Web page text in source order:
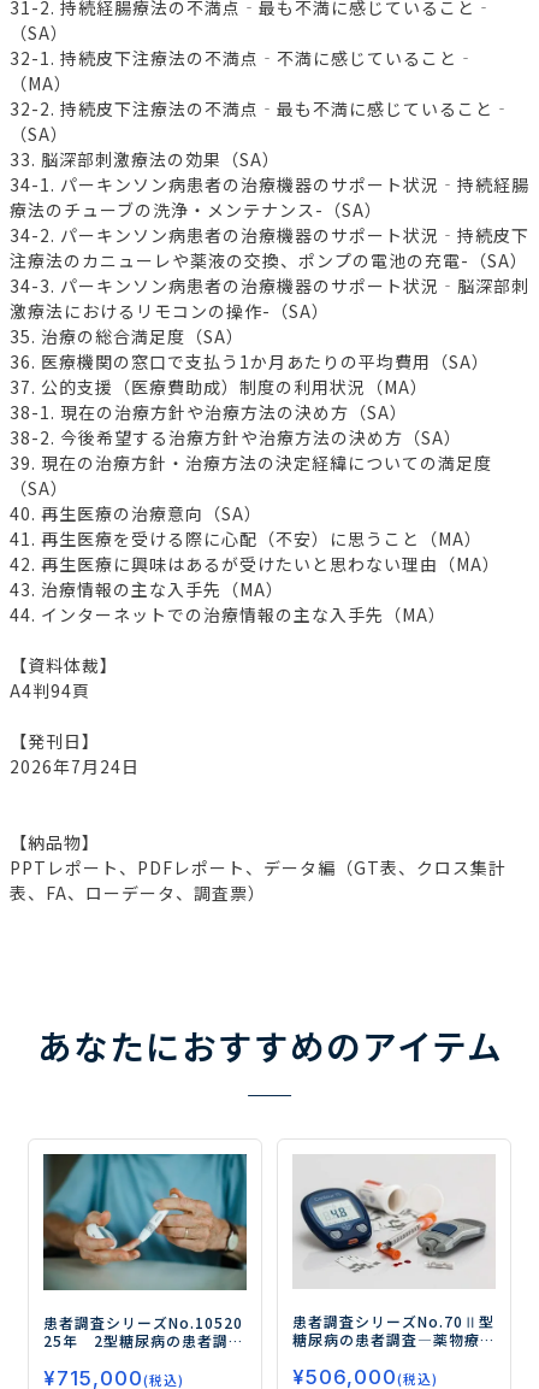
31-2. 持続経腸療法の不満点‐最も不満に感じていること‐
（SA）
32-1. 持続皮下注療法の不満点‐不満に感じていること‐
（MA）
32-2. 持続皮下注療法の不満点‐最も不満に感じていること‐
（SA）
33. 脳深部刺激療法の効果（SA）
34-1. パーキンソン病患者の治療機器のサポート状況‐持続経腸
療法のチューブの洗浄・メンテナンス-（SA）
34-2. パーキンソン病患者の治療機器のサポート状況‐持続皮下
注療法のカニューレや薬液の交換、ポンプの電池の充電-（SA）
34-3. パーキンソン病患者の治療機器のサポート状況‐脳深部刺
激療法におけるリモコンの操作-（SA）
35. 治療の総合満足度（SA）
36. 医療機関の窓口で支払う1か月あたりの平均費用（SA）
37. 公的支援（医療費助成）制度の利用状況（MA）
38-1. 現在の治療方針や治療方法の決め方（SA）
38-2. 今後希望する治療方針や治療方法の決め方（SA）
39. 現在の治療方針・治療方法の決定経緯についての満足度
（SA）
40. 再生医療の治療意向（SA）
41. 再生医療を受ける際に心配（不安）に思うこと（MA）
42. 再生医療に興味はあるが受けたいと思わない理由（MA）
43. 治療情報の主な入手先（MA）
44. インターネットでの治療情報の主な入手先（MA）
【資料体裁】
A4判94頁
【発刊日】
2026年7月24日
【納品物】
PPTレポート、PDFレポート、データ編（GT表、クロス集計
表、FA、ローデータ、調査票）
あなたにおすすめのアイテム
患者調査シリーズNo.10520
25年 2型糖尿病の患者調査
物治療の実態を探るー
¥715,000(税込)
患者調査シリーズNo.70 Ⅱ型
糖尿病の患者調査―薬物療
と治療に対するマインドを
¥506,000(税込)